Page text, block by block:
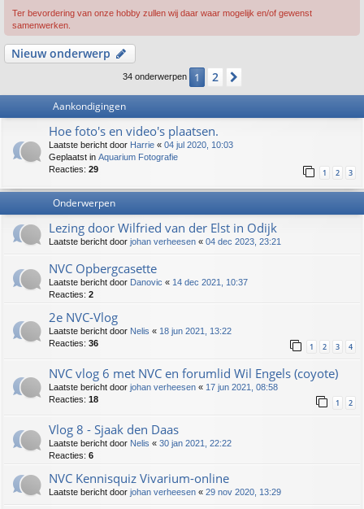
Ter bevordering van onze hobby zullen wij daar waar mogelijk en/of gewenst
samenwerken.
Nieuw onderwerp
34 onderwerpen 1 2
Aankondigingen
Hoe foto's en video's plaatsen.
Laatste bericht door Harrie « 04 jul 2020, 10:03
Geplaatst in Aquarium Fotografie
Reacties: 29 1 2 3
Onderwerpen
Lezing door Wilfried van der Elst in Odijk
Laatste bericht door johan verheesen « 04 dec 2023, 23:21
NVC Opbergcasette
Laatste bericht door Danovic « 14 dec 2021, 10:37
Reacties: 2
2e NVC-Vlog
Laatste bericht door Nelis « 18 jun 2021, 13:22
Reacties: 36 1 2 3 4
NVC vlog 6 met NVC en forumlid Wil Engels (coyote)
Laatste bericht door johan verheesen « 17 jun 2021, 08:58
Reacties: 18 1 2
Vlog 8 - Sjaak den Daas
Laatste bericht door Nelis « 30 jan 2021, 22:22
Reacties: 6
NVC Kennisquiz Vivarium-online
Laatste bericht door johan verheesen « 29 nov 2020, 13:29